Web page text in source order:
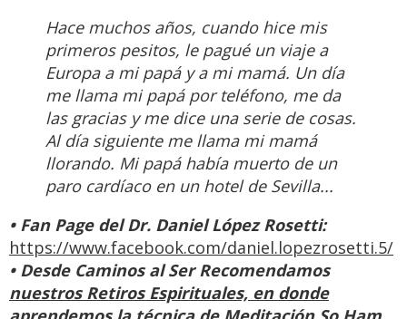
Hace muchos años, cuando hice mis
primeros pesitos, le pagué un viaje a
Europa a mi papá y a mi mamá. Un día
me llama mi papá por teléfono, me da
las gracias y me dice una serie de cosas.
Al día siguiente me llama mi mamá
llorando. Mi papá había muerto de un
paro cardíaco en un hotel de Sevilla...
• Fan Page del Dr. Daniel López Rosetti:
https://www.facebook.com/daniel.lopezrosetti.5/
• Desde Caminos al Ser Recomendamos
nuestros Retiros Espirituales, en donde